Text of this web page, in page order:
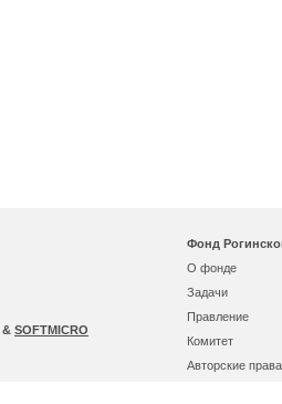
& SOFTMICRO
Фонд
О фонде
Задачи
Правление
Комитет
Авторские права